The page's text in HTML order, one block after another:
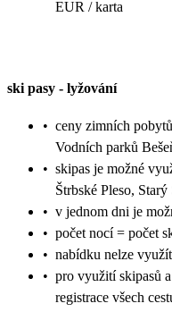
EUR / karta
ski pasy - lyžování
• ceny zimních
Vodních parků
• skipas je možné
Štrbské Pleso, Starý
• v jednom dni je
• počet nocí = počet
• nabídku nelze
• pro využití skipasů
registrace všech